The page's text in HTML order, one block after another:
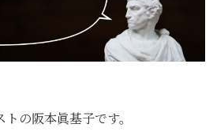
の阪本眞基子です。